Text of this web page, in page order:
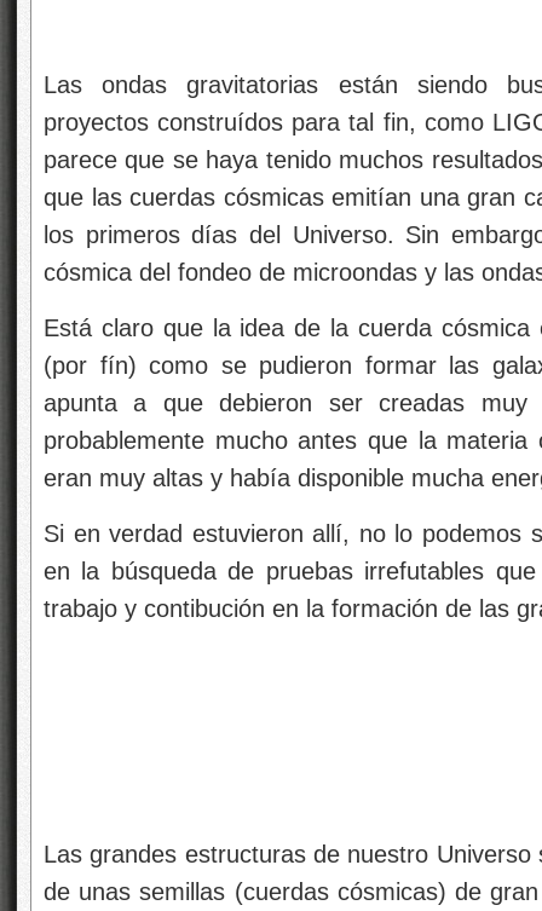
Las ondas gravitatorias están siendo
proyectos construídos para tal fin, como
parece que se haya tenido muchos
que las cuerdas cósmicas emitían una gran
los primeros días del Universo. Sin
cósmica del fondeo de microondas y las
Está claro que la idea de la cuerda
(por fín) como se pudieron formar las
apunta a que debieron ser creadas
probablemente mucho antes que la
eran muy altas y había disponible mucha
Si en verdad estuvieron allí, no lo podemos
en la búsqueda de pruebas irrefutables
trabajo y contibución en la formación de las
Las grandes estructuras de nuestro
de unas semillas (cuerdas cósmicas) de